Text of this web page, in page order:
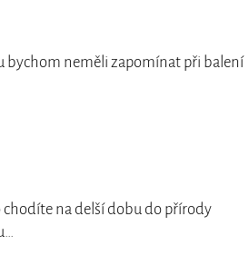
bychom neměli zapomínat při balení
na delší dobu do přírody